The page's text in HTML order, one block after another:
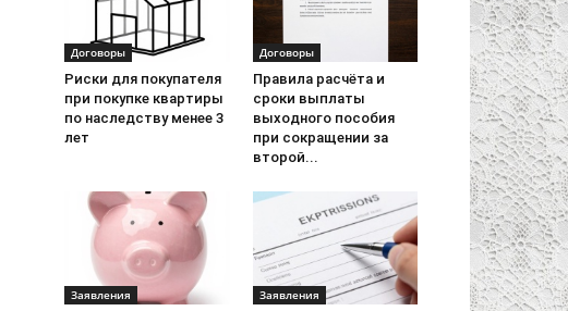
Договоры
Риски для покупателя
при покупке квартиры
по наследству менее 3
лет
Договоры
Правила расчёта и
сроки выплаты
выходного пособия
при сокращении за
второй...
Заявления Заявления